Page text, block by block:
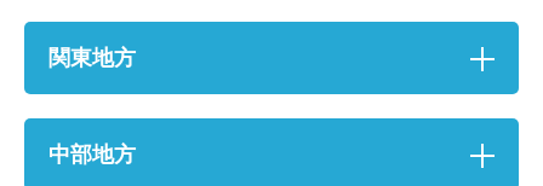
関東地方
中部地方